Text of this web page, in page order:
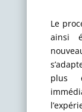
Le
ainsi
plus